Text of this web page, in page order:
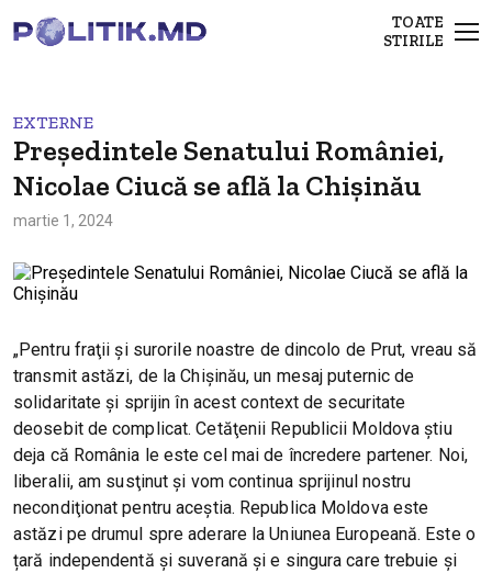
TOATE
STIRILE
EXTERNE
Președintele Senatului României,
Nicolae Ciucă se află la Chișinău
martie 1, 2024
„Pentru fraţii şi surorile noastre de dincolo de Prut, vreau să
transmit astăzi, de la Chişinău, un mesaj puternic de
solidaritate şi sprijin în acest context de securitate
deosebit de complicat. Cetăţenii Republicii Moldova ştiu
deja că România le este cel mai de încredere partener. Noi,
liberalii, am susţinut şi vom continua sprijinul nostru
necondiţionat pentru aceştia. Republica Moldova este
astăzi pe drumul spre aderare la Uniunea Europeană. Este o
țară independentă și suverană și e singura care trebuie și